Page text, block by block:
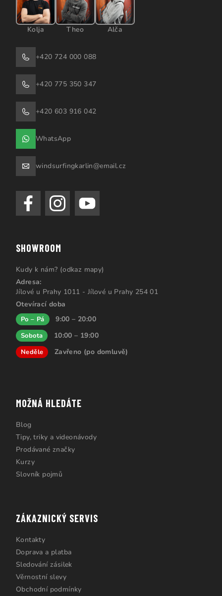
Kolja Theo Alča
+420 724 000 088
+420 775 350 347
+420 603 916 042
WhatsApp
windsurfingkarlin@email.cz
SHOWROOM
Kudy k nám? (odkaz mapy)
Adresa:
Jílové u Prahy 1011 - Jílové u Prahy 254 01
Otevírací doba
Po – Pá 9:00 – 20:00
Sobota 10:00 – 19:00
Neděle Zavřeno (po domluvě)
MOŽNÁ HLEDÁTE
Blog
Tipy, triky a videonávody
Prodávané značky
Kurzy
Slovník pojmů
ZÁKAZNICKÝ SERVIS
Kontakty
Doprava a platba
Sledování zásilek
Věrnostní slevy
Obchodní podmínky